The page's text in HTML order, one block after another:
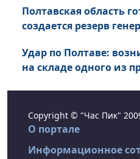
Полтавская область
создается резерв
Удар по Полтаве:
на складе одного из
Copyright © "Час Пик"
О портале
Информационное